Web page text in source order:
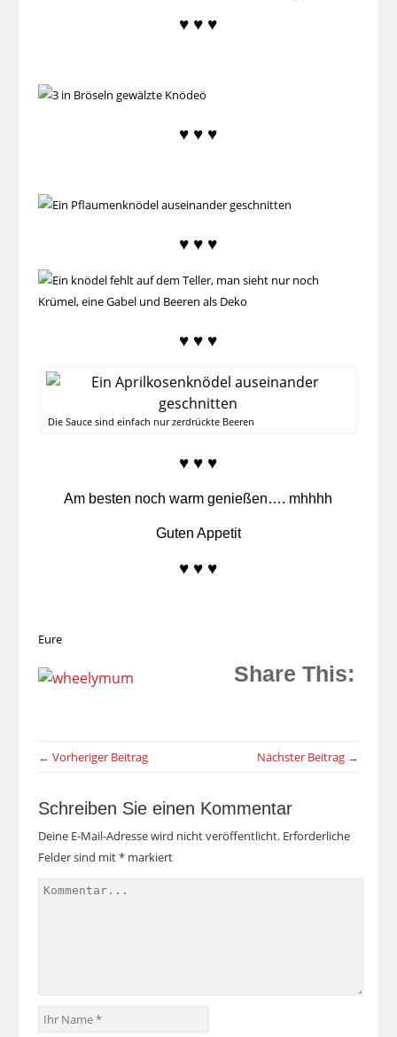
♥ ♥ ♥
♥ ♥ ♥
♥ ♥ ♥
♥ ♥ ♥
Die Sauce sind einfach nur zerdrückte Beeren
♥ ♥ ♥
Am besten noch warm genießen…. mhhhh
Guten Appetit
♥ ♥ ♥
Eure
Share This:
← Vorheriger Beitrag Nächster Beitrag →
Schreiben Sie einen Kommentar
Deine E-Mail-Adresse wird nicht veröffentlicht. Erforderliche
Felder sind mit*markiert